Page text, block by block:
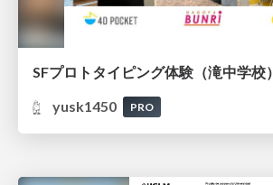
SFプロトタイピング体験（滝中学校）
yusk1450
PRO